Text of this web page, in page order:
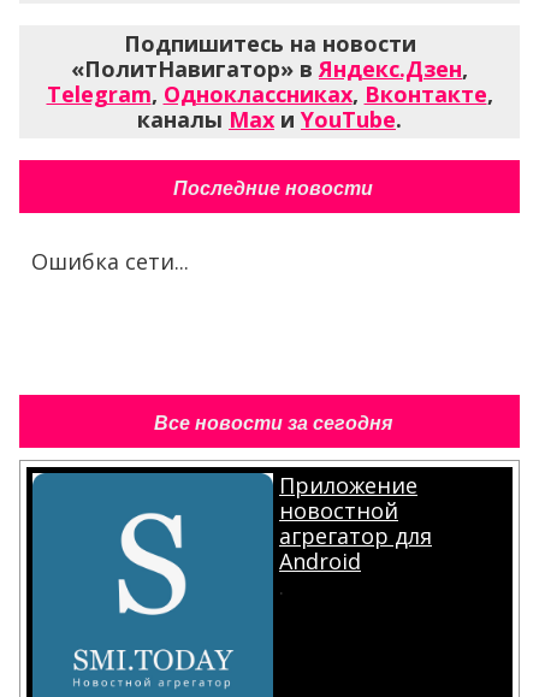
Подпишитесь на новости
«ПолитНавигатор» вЯндекс.Дзен,
Telegram, Одноклассниках, Вконтакте,
каналы Max и YouTube.
Последние новости
Ошибка сети...
Все новости за сегодня
Приложение
новостной
агрегатор для
Android
.